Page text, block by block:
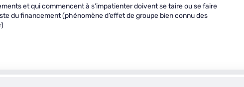
et qui commencent à s’impatienter doivent se taire ou se faire
du financement (phénomène d’effet de groupe bien connu des